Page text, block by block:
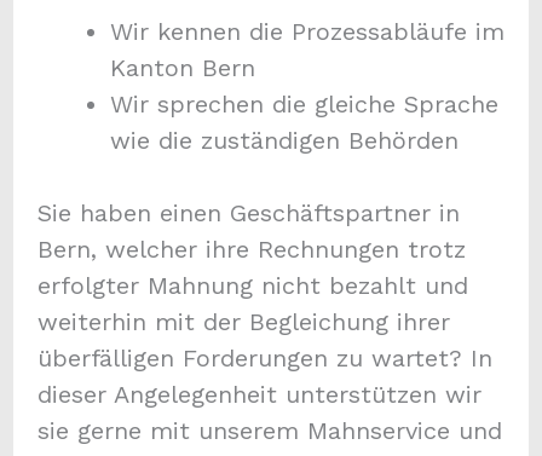
Wir kennen die Prozessabläufe im
Kanton Bern
Wir sprechen die gleiche Sprache
wie die zuständigen Behörden
Sie haben einen Geschäftspartner in
Bern, welcher ihre Rechnungen trotz
erfolgter Mahnung nicht bezahlt und
weiterhin mit der Begleichung ihrer
überfälligen Forderungen zu wartet? In
dieser Angelegenheit unterstützen wir
sie gerne mit unserem Mahnservice und